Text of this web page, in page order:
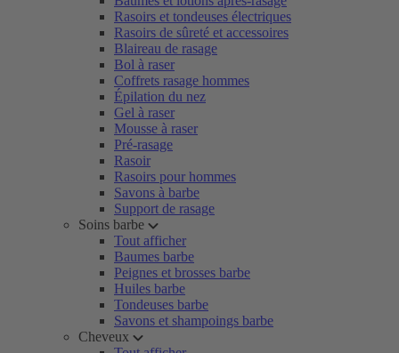
Rasoirs et tondeuses électriques
Rasoirs de sûreté et accessoires
Blaireau de rasage
Bol à raser
Coffrets rasage hommes
Épilation du nez
Gel à raser
Mousse à raser
Pré-rasage
Rasoir
Rasoirs pour hommes
Savons à barbe
Support de rasage
Soins barbe
Tout afficher
Baumes barbe
Peignes et brosses barbe
Huiles barbe
Tondeuses barbe
Savons et shampoings barbe
Cheveux